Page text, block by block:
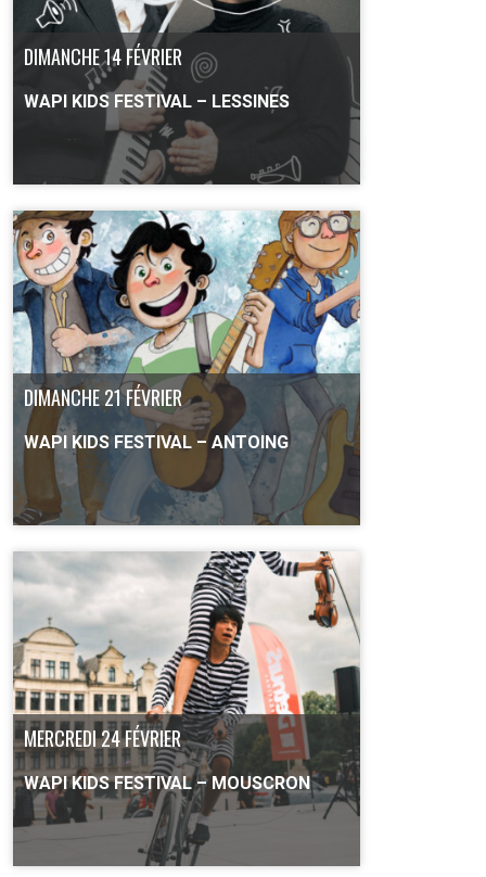
DIMANCHE 14 FÉVRIER
WAPI KIDS FESTIVAL – LESSINES
PLUS D'INFO
DIMANCHE 21 FÉVRIER
WAPI KIDS FESTIVAL – ANTOING
PLUS D'INFO
MERCREDI 24 FÉVRIER
WAPI KIDS FESTIVAL – MOUSCRON